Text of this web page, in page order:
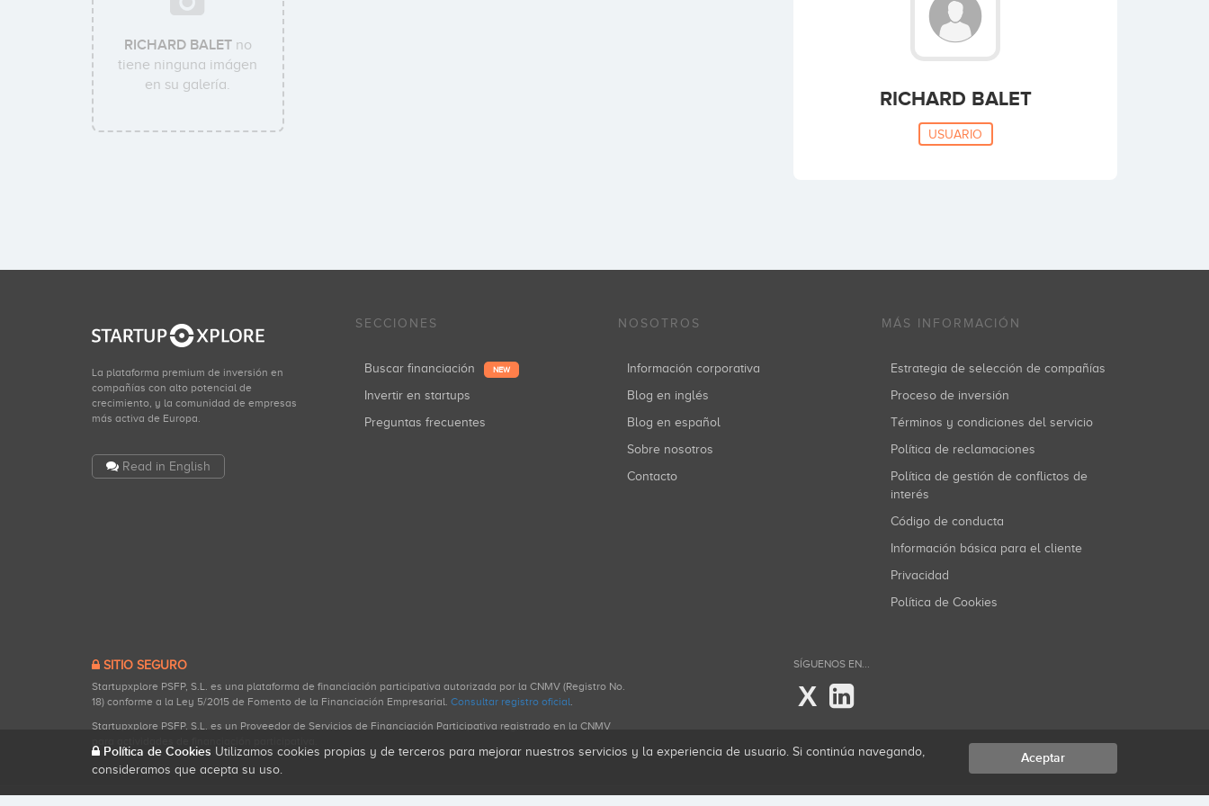
RICHARD BALETno
tiene ninguna imágen
en su galería.
RICHARD BALET
USUARIO
La plataforma premium de inversión en
compañías con alto potencial de
crecimiento, y la comunidad de empresas
más activa de Europa.
Read in English
SECCIONES
Buscar financiación NEW
Invertir en startups
Preguntas frecuentes
NOSOTROS
Información corporativa
Blog en inglés
Blog en español
Sobre nosotros
Contacto
MÁS INFORMACIÓN
Estrategia de selección de compañías
Proceso de inversión
Términos y condiciones del servicio
Política de reclamaciones
Política de gestión de conflictos de
interés
Código de conducta
Información básica para el cliente
Privacidad
Política de Cookies
SITIO SEGURO
Startupxplore PSFP, S.L. es una plataforma de financiación participativa autorizada por la CNMV (Registro No.
18) conforme a la Ley 5/2015 de Fomento de la Financiación Empresarial. Consultar registro oficial.
Startupxplore PSFP, S.L. es un Proveedor de Servicios de Financiación Participativa registrado en la CNMV
SÍGUENOS EN...
X
Política de Cookies Utilizamos cookies propias y de terceros para mejorar nuestros servicios y la experiencia de usuario. Si continúa navegando,
consideramos que acepta su uso.
Aceptar